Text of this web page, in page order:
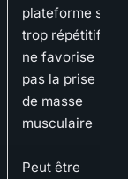
plateforme si
trop répétitif,
ne favorise
pas la prise
de masse
musculaire
Peut être